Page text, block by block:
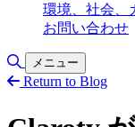
環境、社会、
お問い合わせ
検索の切り替え
メニュー
Return to Blog